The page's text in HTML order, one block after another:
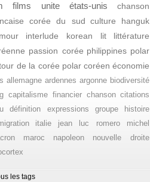
films unite états-unis
chanson
corée du sud culture
hanguk
interlude korean lit
littérature
passion corée philippines polar
de la corée polar coréen économie
allemagne ardennes argonne biodiversité
capitalisme financier chanson citations
définition expressions groupe
histoire
italie
jean luc romero michel
maroc napoleon
nouvelle droite
les tags